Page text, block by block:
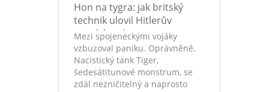
Hon na tygra: jak britský
technik ulovil Hitlerův
smrtící tank
Mezi spojeneckými vojáky
vzbuzoval paniku. Oprávněně.
Nacistický tank Tiger,
šedesátitunové monstrum, se
zdál nezničitelný a naprosto